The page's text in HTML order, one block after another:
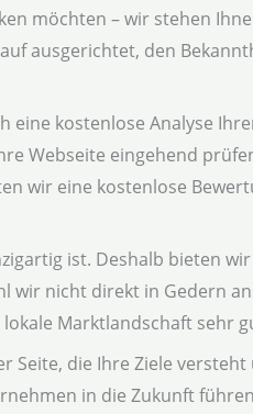
möchten – wir stehen
ausgerichtet, den
kostenlose Analyse
Webseite eingehend
wir eine kostenlose
ist. Deshalb bieten
wir nicht direkt in Gedern
Marktlandschaft sehr
die Ihre Ziele
in die Zukunft